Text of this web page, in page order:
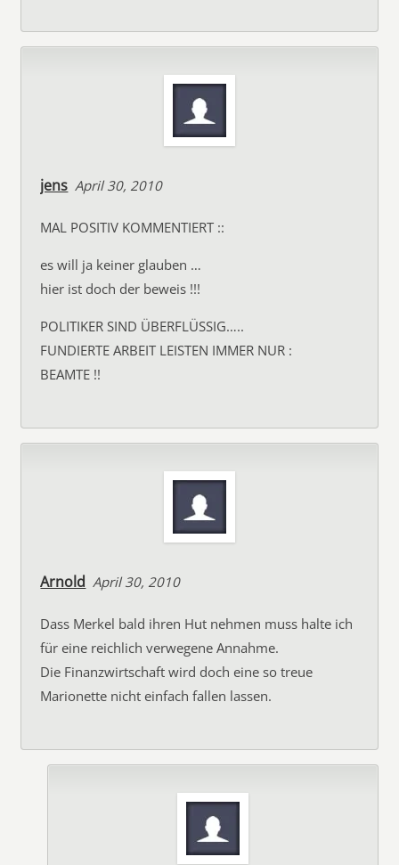
jens April 30, 2010
MAL POSITIV KOMMENTIERT ::
es will ja keiner glauben …
hier ist doch der beweis !!!
POLITIKER SIND ÜBERFLÜSSIG…..
FUNDIERTE ARBEIT LEISTEN IMMER NUR :
BEAMTE !!
Arnold April 30, 2010
Dass Merkel bald ihren Hut nehmen muss halte ich
für eine reichlich verwegene Annahme.
Die Finanzwirtschaft wird doch eine so treue
Marionette nicht einfach fallen lassen.